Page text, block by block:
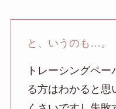
と、いうのも…。
トレーシングペ
る方はわかると思